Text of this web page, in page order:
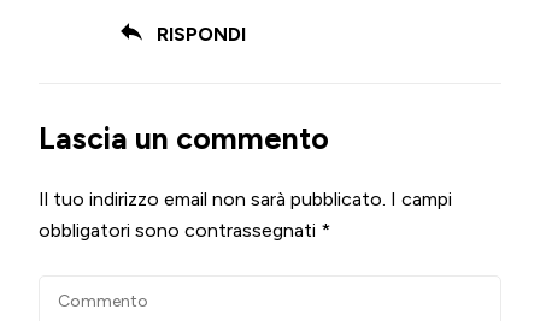
RISPONDI
Lascia un commento
Il tuo indirizzo email non sarà pubblicato. I campi
obbligatori sono contrassegnati *